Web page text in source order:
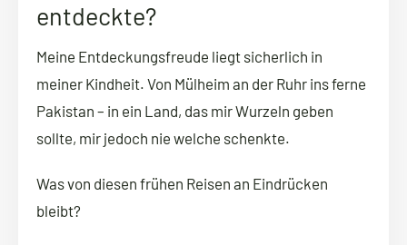
entdeckte?
Meine Entdeckungsfreude liegt sicherlich in
meiner Kindheit. Von Mülheim an der Ruhr ins ferne
Pakistan – in ein Land, das mir Wurzeln geben
sollte, mir jedoch nie welche schenkte.
Was von diesen frühen Reisen an Eindrücken
bleibt?